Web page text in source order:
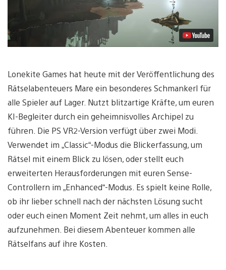
Lonekite Games hat heute mit der Veröffentlichung des
Rätselabenteuers Mare ein besonderes Schmankerl für
alle Spieler auf Lager. Nutzt blitzartige Kräfte, um euren
KI-Begleiter durch ein geheimnisvolles Archipel zu
führen. Die PS VR2-Version verfügt über zwei Modi.
Verwendet im „Classic“-Modus die Blickerfassung, um
Rätsel mit einem Blick zu lösen, oder stellt euch
erweiterten Herausforderungen mit euren Sense-
Controllern im „Enhanced“-Modus. Es spielt keine Rolle,
ob ihr lieber schnell nach der nächsten Lösung sucht
oder euch einen Moment Zeit nehmt, um alles in euch
aufzunehmen. Bei diesem Abenteuer kommen alle
Rätselfans auf ihre Kosten.